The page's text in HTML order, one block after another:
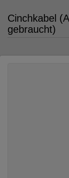
Cinchkabel
gebraucht)